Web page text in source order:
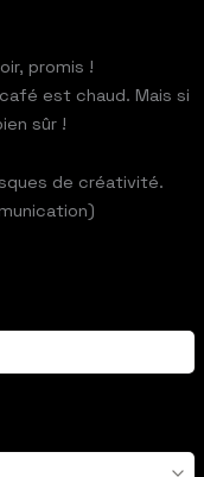
promis !
est chaud. Mais si
sûr !
de créativité.